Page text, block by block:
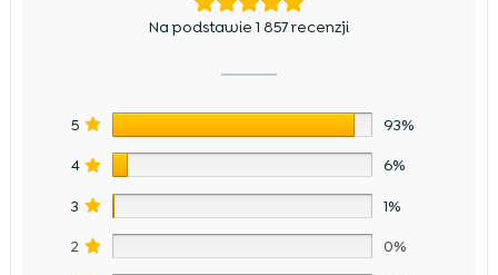
Na podstawie 1 857 recenzji
5 93%
4 6%
3 1%
2 0%